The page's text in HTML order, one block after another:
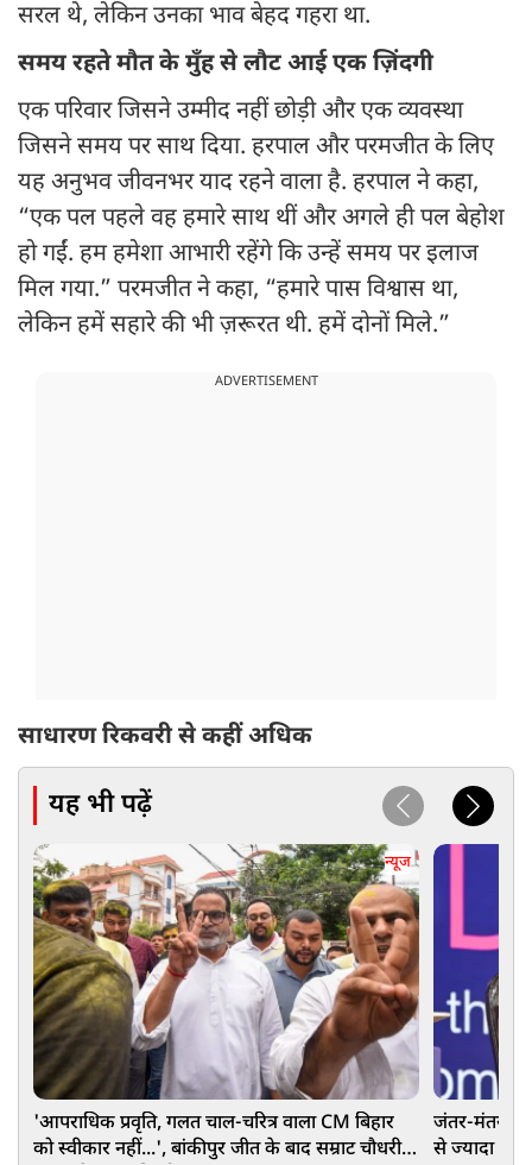
सरल थे, लेकिन उनका भाव बेहद गहरा था.
समय रहते मौत के मुँह से लौट आई एक ज़िंदगी
एक परिवार जिसने उम्मीद नहीं छोड़ी और एक व्यवस्था
जिसने समय पर साथ दिया. हरपाल और परमजीत के लिए
यह अनुभव जीवनभर याद रहने वाला है. हरपाल ने कहा,
“एक पल पहले वह हमारे साथ थीं और अगले ही पल बेहोश
हो गईं. हम हमेशा आभारी रहेंगे कि उन्हें समय पर इलाज
मिल गया.” परमजीत ने कहा, “हमारे पास विश्वास था,
लेकिन हमें सहारे की भी ज़रूरत थी. हमें दोनों मिले.”
ADVERTISEMENT
साधारण रिकवरी से कहीं अधिक
यह भी पढ़ें
न्यूज
'आपराधिक प्रवृति, गलत चाल-चरित्र वाला CM बिहार
को स्वीकार नहीं...', बांकीपुर जीत के बाद सम्राट चौधरी
जंतर-मंतर पर
से ज्यादा